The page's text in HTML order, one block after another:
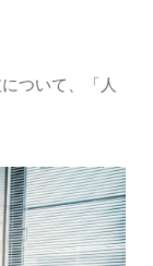
ついて、「人